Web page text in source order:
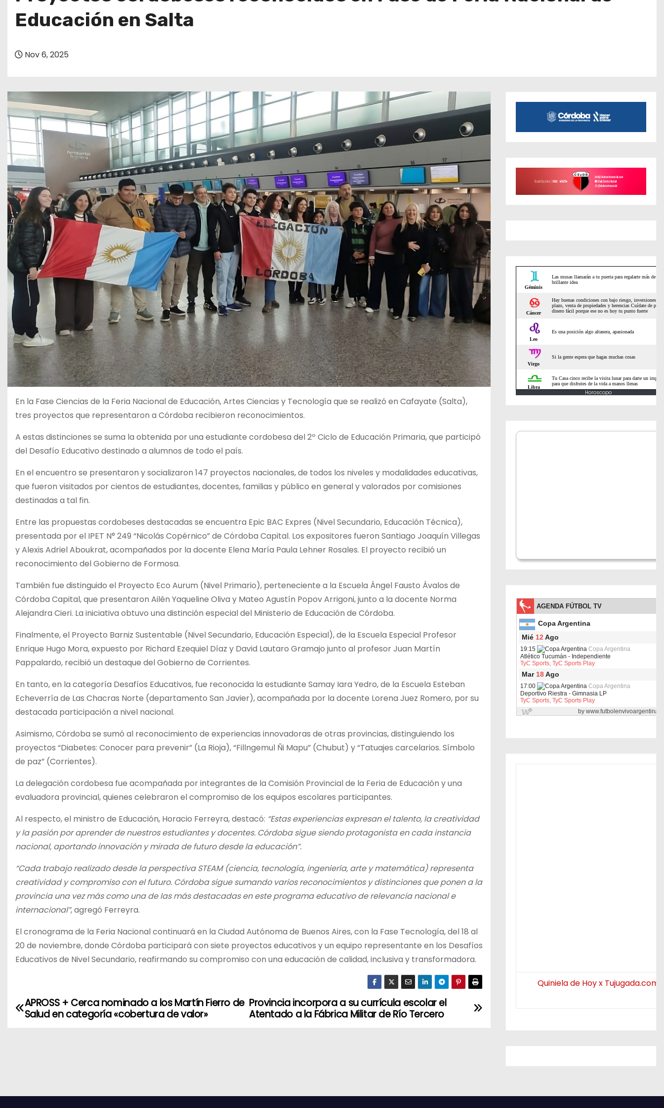
Educación en Salta
Nov 6, 2025
En la Fase Ciencias de la Feria Nacional de Educación, Artes Ciencias y Tecnología que se realizó en Cafayate (Salta),
tres proyectos que representaron a Córdoba recibieron reconocimientos.
A estas distinciones se suma la obtenida por una estudiante cordobesa del 2º Ciclo de Educación Primaria, que participó
del Desafío Educativo destinado a alumnos de todo el país.
En el encuentro se presentaron y socializaron 147 proyectos nacionales, de todos los niveles y modalidades educativas,
que fueron visitados por cientos de estudiantes, docentes, familias y público en general y valorados por comisiones
destinadas a tal fin.
Entre las propuestas cordobeses destacadas se encuentra Epic BAC Expres (Nivel Secundario, Educación Técnica),
presentada por el IPET N° 249 “Nicolás Copérnico” de Córdoba Capital. Los expositores fueron Santiago Joaquín Villegas
y Alexis Adriel Aboukrat, acompañados por la docente Elena María Paula Lehner Rosales. El proyecto recibió un
reconocimiento del Gobierno de Formosa.
También fue distinguido el Proyecto Eco Aurum (Nivel Primario), perteneciente a la Escuela Ángel Fausto Ávalos de
Córdoba Capital, que presentaron Ailén Yaqueline Oliva y Mateo Agustín Popov Arrigoni, junto a la docente Norma
Alejandra Cieri. La iniciativa obtuvo una distinción especial del Ministerio de Educación de Córdoba.
Finalmente, el Proyecto Barniz Sustentable (Nivel Secundario, Educación Especial), de la Escuela Especial Profesor
Enrique Hugo Mora, expuesto por Richard Ezequiel Díaz y David Lautaro Gramajo junto al profesor Juan Martín
Pappalardo, recibió un destaque del Gobierno de Corrientes.
En tanto, en la categoría Desafíos Educativos, fue reconocida la estudiante Samay Iara Yedro, de la Escuela Esteban
Echeverría de Las Chacras Norte (departamento San Javier), acompañada por la docente Lorena Juez Romero, por su
destacada participación a nivel nacional.
Asimismo, Córdoba se sumó al reconocimiento de experiencias innovadoras de otras provincias, distinguiendo los
proyectos “Diabetes: Conocer para prevenir” (La Rioja), “Fillngemul Ñi Mapu” (Chubut) y “Tatuajes carcelarios. Símbolo
de paz” (Corrientes).
La delegación cordobesa fue acompañada por integrantes de la Comisión Provincial de la Feria de Educación y una
evaluadora provincial, quienes celebraron el compromiso de los equipos escolares participantes.
Al respecto, el ministro de Educación, Horacio Ferreyra, destacó: “Estas experiencias expresan el talento, la creatividad
y la pasión por aprender de nuestros estudiantes y docentes. Córdoba sigue siendo protagonista en cada instancia
nacional, aportando innovación y mirada de futuro desde la educación”.
“Cada trabajo realizado desde la perspectiva STEAM (ciencia, tecnología, ingeniería, arte y matemática) representa
creatividad y compromiso con el futuro. Córdoba sigue sumando varios reconocimientos y distinciones que ponen a la
provincia una vez más como una de las más destacadas en este programa educativo de relevancia nacional e
internacional”, agregó Ferreyra.
El cronograma de la Feria Nacional continuará en la Ciudad Autónoma de Buenos Aires, con la Fase Tecnología, del 18 al
20 de noviembre, donde Córdoba participará con siete proyectos educativos y un equipo representante en los Desafíos
Educativos de Nivel Secundario, reafirmando su compromiso con una educación de calidad, inclusiva y transformadora.
N
Provincia incorpora a su currícula escolar el
Atentado a la Fábrica Militar de Río Tercero
APROSS + Cerca nominado a los Martín Fierro de
Salud en categoría «cobertura de valor»
Horoscopo
Quiniela de Hoy x